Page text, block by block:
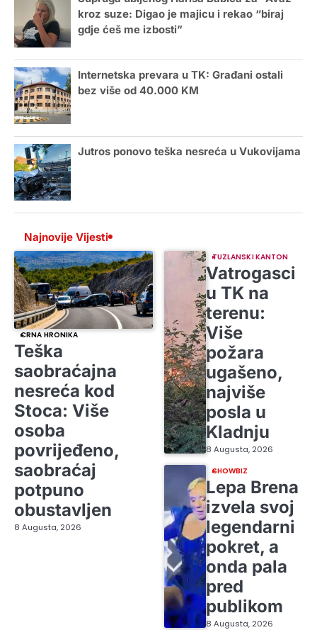
kroz suze: Digao je majicu i rekao “biraj
gdje ćeš me izbosti”
Internetska prevara u TK: Građani ostali
bez više od 40.000 KM
Jutros ponovo teška nesreća u Vukovijama
Najnovije Vijesti
CRNA HRONIKA
Teška
saobraćajna
nesreća kod
Stoca: Više
osoba
povrijeđeno,
saobraćaj
potpuno
obustavljen
8 Augusta, 2026
TUZLANSKI KANTON
Vatrogasci
u TK na
terenu:
Više
požara
ugašeno,
najviše
posla u
Kladnju
8 Augusta, 2026
SHOWBIZ
Lepa Brena
izvela svoj
legendarni
pokret, a
onda pala
pred
publikom
8 Augusta, 2026